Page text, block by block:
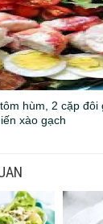
hùm, 2 cặp đôi
xào gạch